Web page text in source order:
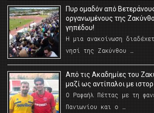
Πυρ ομαδόν από
οργανωμένους της
γηπέδου!
Η μια ανακοίνωση
νησί της Ζακύνθου …
Από τις Ακαδημίες του
μαζί ως αντίπαλοι με
Ο Ραφαήλ Πέττας με τη
Πανιωνίου και ο …